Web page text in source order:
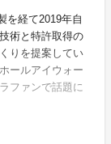
を経て2019年自
術と特許取得の
りを提案してい
ールアイウォー
ファンで話題に